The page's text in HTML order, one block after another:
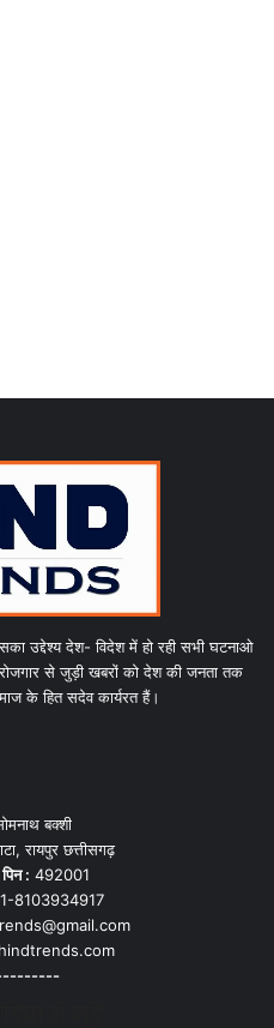
उद्देश्य देश- विदेश में हो रही सभी घटनाओ
से जुड़ी खबरों को देश की जनता तक
के हित सदेव कार्यरत हैं।
बक्शी
रायपुर छत्तीसगढ़
: 492001
8103934917